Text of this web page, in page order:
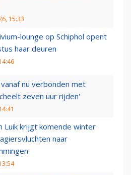
15:33
lounge op Schiphol opent
haar deuren
nu verbonden met
zeven uur rijden'
Luik krijgt komende winter
naar